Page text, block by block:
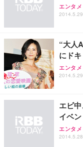
Sezlife
ワーク
ョン
務用 お
￥7,680
Sezlife
ワーク
ョン
務用 お
ッシュ
ス圧無
【純正
フック
【整備
ー フル
【
グモニ
ネオ・
Smart
限定】
アイリ
ュラー
エンタメ
“大人
にド
エンタメ
エビ
イベ
エンタメ